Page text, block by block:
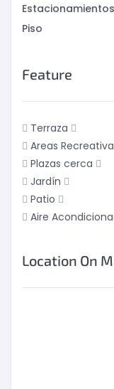
Estacionamientos
Piso
Feature
Terraza
Areas
Plazas cerca
Jardín
Patio
Aire
Location On